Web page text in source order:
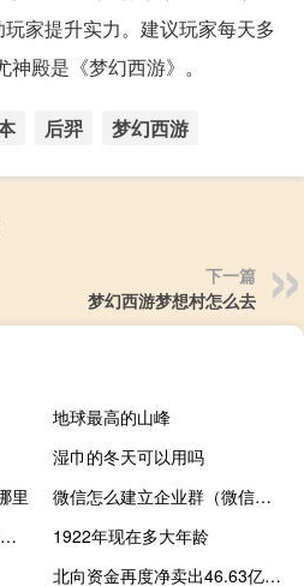
家提升实力。建议玩家每天多
殿是《梦幻西游》。
后羿 梦幻西游
下一篇
梦幻西游梦想村怎么去
地球最高的山峰
湿巾的冬天可以用吗
里
微信怎么建立企业群（微信怎么建立微信群）
加拿大官员：加拿大政府的减排计划可能无法达到2030年碳减排目标
1922年现在多大年龄
北向资金再度净卖出46.63亿元 年内首次连续6日减仓